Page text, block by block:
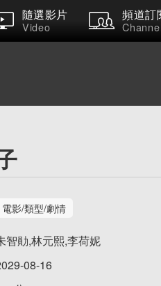
隨選影片
Video
頻道訂
電影/類型/劇情
智勛,林元熙,李荷妮
08-16